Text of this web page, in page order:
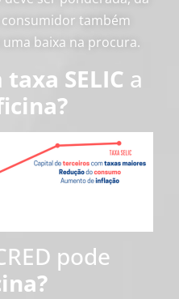
também
baixa na procura.
taxa SELIC a
pode